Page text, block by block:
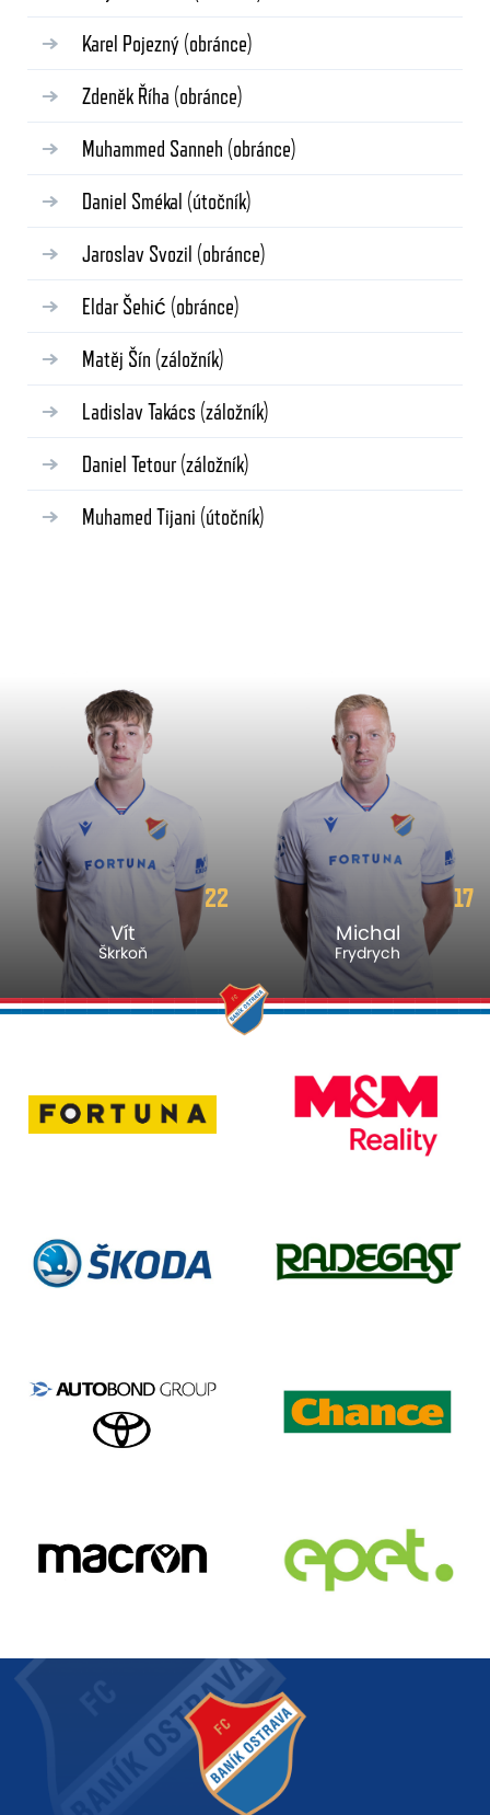
Karel Pojezný (obránce)
Zdeněk Říha (obránce)
Muhammed Sanneh (obránce)
Daniel Smékal (útočník)
Jaroslav Svozil (obránce)
Eldar Šehić (obránce)
Matěj Šín (záložník)
Ladislav Takács (záložník)
Daniel Tetour (záložník)
Muhamed Tijani (útočník)
22
Vít
Škrkoň
17
Michal
Frydrych